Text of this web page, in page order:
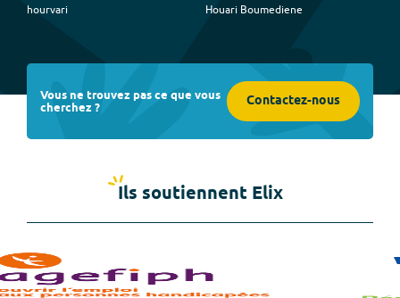
hourvari
Houari Boumediene
Vous ne trouvez pas ce que vous
cherchez ? Contactez-nous
Ils soutiennent Elix